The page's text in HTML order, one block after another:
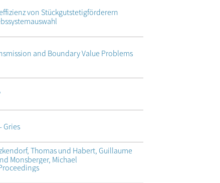
von Stückgutstetigförderern
and Boundary Value Problems
Gries
Thomas und Habert, Guillaume
Monsberger, Michael